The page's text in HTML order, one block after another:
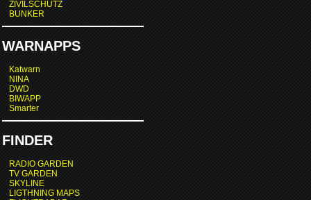
ZIVILSCHUTZ
BUNKER
WARNAPPS
Katwarn
NINA
DWD
BIWAPP
Smarter
FINDER
RADIO GARDEN
TV GARDEN
SKYLINE
LIGTHNING MAPS